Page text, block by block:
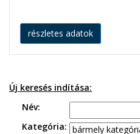
részletes adatok
Új keresés indítása:
Név:
Kategória: